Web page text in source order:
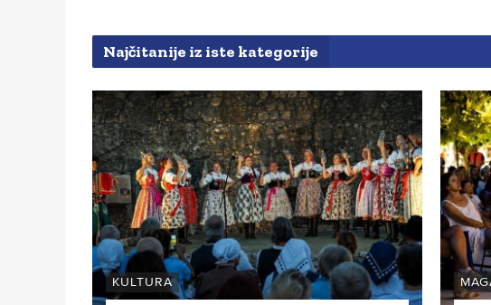
Najčitanije iz iste kategorije
KULTURA